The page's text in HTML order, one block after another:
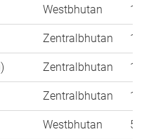
Westbhutan
Zentralbhutan
Zentralbhutan
Zentralbhutan
Westbhutan 5.